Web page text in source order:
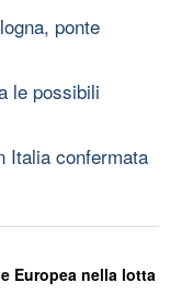
ponte
le possibili
Italia confermata
Europea nella lotta